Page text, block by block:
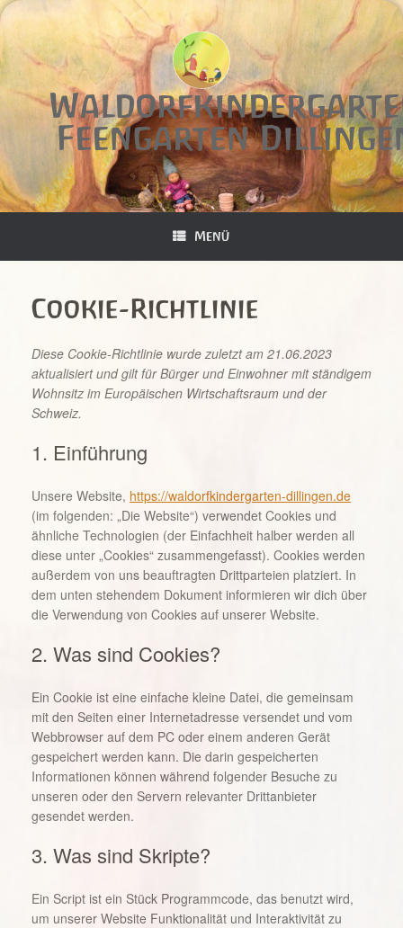
Zum
Inhalt
springen
Feengarten
Menü
Cookie-Richtlinie
Diese Cookie-Richtlinie wurde zuletzt am 21.06.2023
aktualisiert und gilt für Bürger und Einwohner mit ständigem
Wohnsitz im Europäischen Wirtschaftsraum und der
Schweiz.
1. Einführung
Unsere Website, https://waldorfkindergarten-dillingen.de
(im folgenden: „Die Website“) verwendet Cookies und
ähnliche Technologien (der Einfachheit halber werden all
diese unter „Cookies“ zusammengefasst). Cookies werden
außerdem von uns beauftragten Drittparteien platziert. In
dem unten stehendem Dokument informieren wir dich über
die Verwendung von Cookies auf unserer Website.
2. Was sind Cookies?
Ein Cookie ist eine einfache kleine Datei, die gemeinsam
mit den Seiten einer Internetadresse versendet und vom
Webbrowser auf dem PC oder einem anderen Gerät
gespeichert werden kann. Die darin gespeicherten
Informationen können während folgender Besuche zu
unseren oder den Servern relevanter Drittanbieter
gesendet werden.
3. Was sind Skripte?
Ein Script ist ein Stück Programmcode, das benutzt wird,
um unserer Website Funktionalität und Interaktivität zu